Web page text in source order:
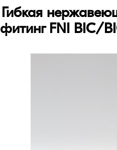
Гибкая
фитинг FNI BIC/